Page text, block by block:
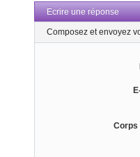
Ecrire une réponse
Composez et envoyez
Corps